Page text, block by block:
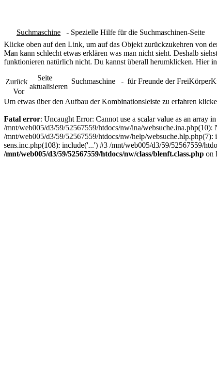
Suchmaschine
- Spezielle Hilfe für die Suchmaschinen-Seite
Klicke oben auf den Link, um auf das Objekt zurückzukehren von
Man kann schlecht etwas erklären was man nicht sieht. Deshalb
funktionieren natürlich nicht. Du kannst überall herumklicken. Hier
Zurück
Vor
Seite
aktualisieren
Suchmaschine - für Freunde der
Um etwas über den Aufbau der Kombinationsleiste zu erfahren
Fatal error: Uncaught Error: Cannot use a scalar value as an array
/mnt/web005/d3/59/52567559/htdocs/nw/ina/
/mnt/web005/d3/59/52567559/htdocs/nw/help/
sens.inc.php(108): include('...') #3 /mnt/web005/d3/59/52567559/
/mnt/web005/d3/59/52567559/htdocs/nw/class/blenft.class.php on